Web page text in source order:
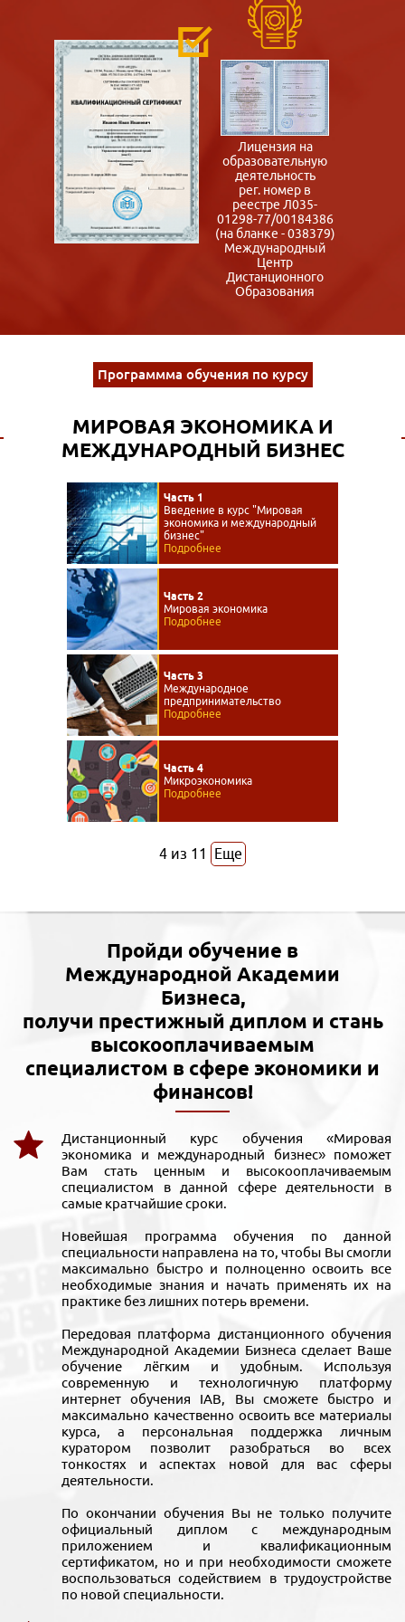
Лицензия на
образовательную
деятельность
рег. номер в
реестре Л035-
01298-77/00184386
(на бланке - 038379)
Международный
Центр
Дистанционного
Образования
Программма обучения по курсу
МИРОВАЯ ЭКОНОМИКА И
МЕЖДУНАРОДНЫЙ БИЗНЕС
Часть 1
Введение в курс "Мировая
экономика и международный
бизнес"
Подробнее
Часть 2
Мировая экономика
Подробнее
Часть 3
Международное
предпринимательство
Подробнее
Часть 4
Микроэкономика
Подробнее
4 из 11 Еще
Пройди обучение в
Международной Академии
Бизнеса,
получи престижный диплом и стань
высокооплачиваемым
специалистом в сфере экономики и
финансов!
Дистанционный курс обучения «Мировая
экономика и международный бизнес» поможет
Вам стать ценным и высокооплачиваемым
специалистом в данной сфере деятельности в
самые кратчайшие сроки.
Новейшая программа обучения по данной
специальности направлена на то, чтобы Вы смогли
максимально быстро и полноценно освоить все
необходимые знания и начать применять их на
практике без лишних потерь времени.
Передовая платформа дистанционного обучения
Международной Академии Бизнеса сделает Ваше
обучение лёгким и удобным. Используя
современную и технологичную платформу
интернет обучения IAB, Вы сможете быстро и
максимально качественно освоить все материалы
курса, а персональная поддержка личным
куратором позволит разобраться во всех
тонкостях и аспектах новой для вас сферы
деятельности.
По окончании обучения Вы не только получите
официальный диплом с международным
приложением и квалификационным
сертификатом, но и при необходимости сможете
воспользоваться содействием в трудоустройстве
по новой специальности.